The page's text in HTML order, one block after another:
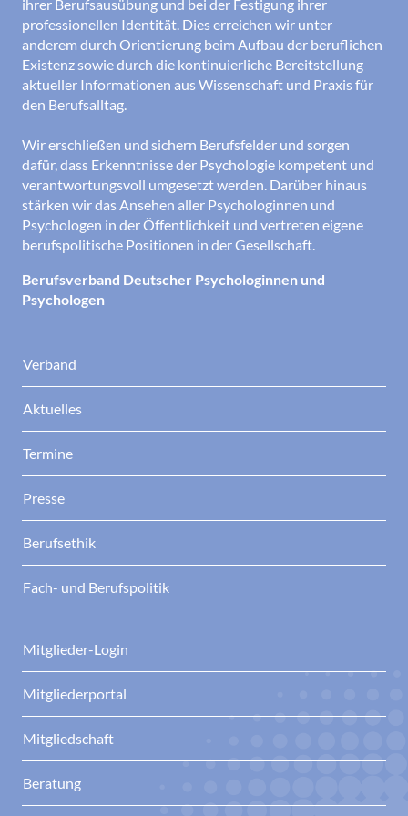
ihrer Berufsausübung und bei der Festigung ihrer
professionellen Identität. Dies erreichen wir unter
anderem durch Orientierung beim Aufbau der beruflichen
Existenz sowie durch die kontinuierliche Bereitstellung
aktueller Informationen aus Wissenschaft und Praxis für
den Berufsalltag.
Wir erschließen und sichern Berufsfelder und sorgen
dafür, dass Erkenntnisse der Psychologie kompetent und
verantwortungsvoll umgesetzt werden. Darüber hinaus
stärken wir das Ansehen aller Psychologinnen und
Psychologen in der Öffentlichkeit und vertreten eigene
berufspolitische Positionen in der Gesellschaft.
Berufsverband Deutscher Psychologinnen und
Psychologen
Verband
Aktuelles
Termine
Presse
Berufsethik
Fach- und Berufspolitik
Mitglieder-Login
Mitgliederportal
Mitgliedschaft
Beratung